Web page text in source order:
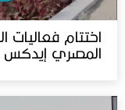
اختتام فعاليات
المصري إيدكس 2023 في القاهرة